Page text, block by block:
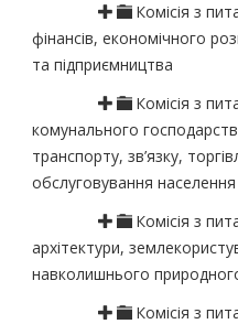
Комісія з
фінансів, економічного
та підприємництва
Комісія з
комунального
транспорту, зв’язку,
обслуговування населення
Комісія з
архітектури,
навколишнього
Комісія з